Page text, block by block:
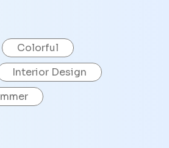
Colorful
Interior Design